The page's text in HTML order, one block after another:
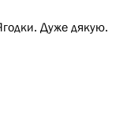
Дуже дякую.